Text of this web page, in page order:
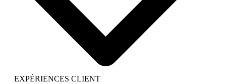
EXPÉRIENCES CLIENT